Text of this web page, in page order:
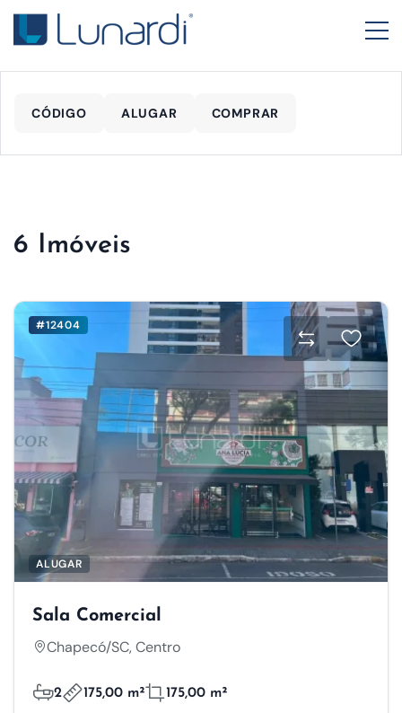
CÓDIGO ALUGAR COMPRAR
6 Imóveis
#12404
ALUGAR
Sala Comercial
Chapecó/SC, Centro
2 175,00 m² 175,00 m²